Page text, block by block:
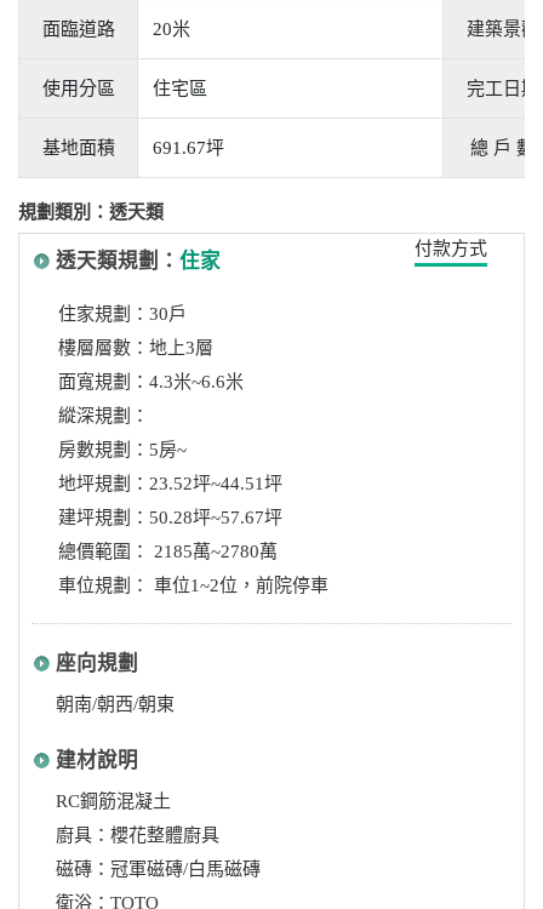
面臨道路 20米 建築景觀
使用分區 住宅區 完工日期
基地面積 691.67坪 總 戶 數
規劃類別：透天類
付款方式
透天類規劃： 住家
住家規劃：30戶
樓層層數：地上3層
面寬規劃：4.3米~6.6米
縱深規劃：
房數規劃：5房~
地坪規劃：23.52坪~44.51坪
建坪規劃：50.28坪~57.67坪
總價範圍： 2185萬~2780萬
車位規劃： 車位1~2位，前院停車
座向規劃
朝南/朝西/朝東
建材說明
RC鋼筋混凝土
廚具：櫻花整體廚具
磁磚：冠軍磁磚/白馬磁磚
衛浴：TOTO